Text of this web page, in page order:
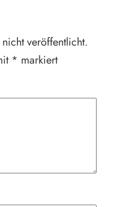
veröffentlicht.
* markiert